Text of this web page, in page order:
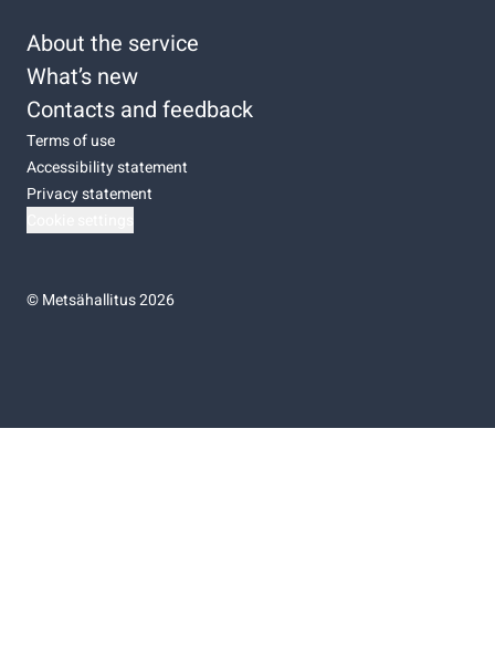
About the service
What’s new
Contacts and feedback
Terms of use
Accessibility statement
Privacy statement
©Metsähallitus 2026